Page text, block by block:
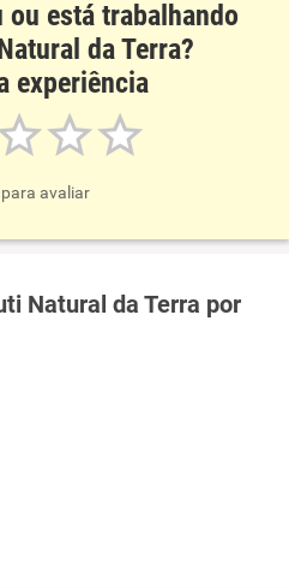
está trabalhando
da Terra?
experiência
avaliar
Natural da Terra por